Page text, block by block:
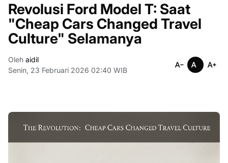
Revolusi Ford Model T: Saat
"Cheap Cars Changed Travel
Culture" Selamanya
Oleh aidil
Senin, 23 Februari 2026 02:40 WIB